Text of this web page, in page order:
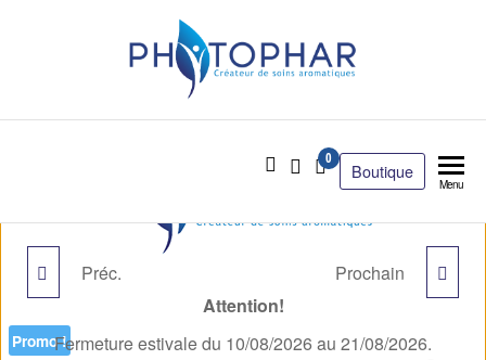
Boutique
0
Menu
SARRIETTE DES
Préc. DIFFUSEUR AROMA
Prochain
Promo !
Attention!
Fermeture estivale du 10/08/2026 au 21/08/2026.